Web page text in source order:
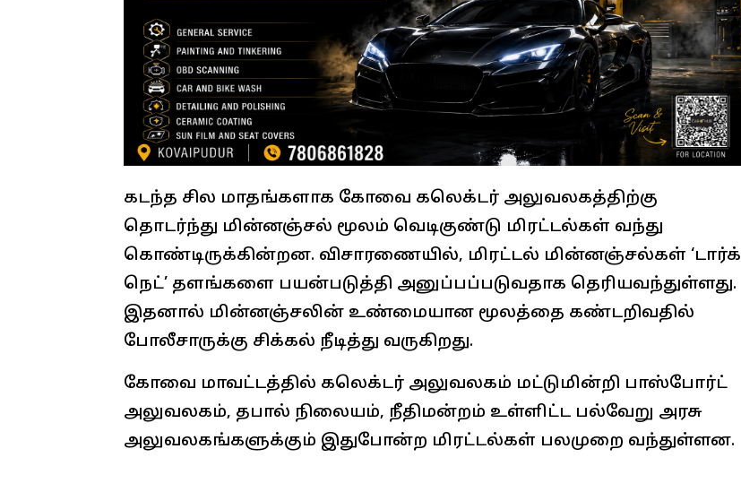
கடந்த சில மாதங்களாக கோவை கலெக்டர் அலுவலகத்திற்கு
தொடர்ந்து மின்னஞ்சல் மூலம் வெடிகுண்டு மிரட்டல்கள் வந்து
கொண்டிருக்கின்றன. விசாரணையில், மிரட்டல் மின்னஞ்சல்கள் ‘டார்க்
நெட்’ தளங்களை பயன்படுத்தி அனுப்பப்படுவதாக தெரியவந்துள்ளது.
இதனால் மின்னஞ்சலின் உண்மையான மூலத்தை கண்டறிவதில்
போலீசாருக்கு சிக்கல் நீடித்து வருகிறது.
கோவை மாவட்டத்தில் கலெக்டர் அலுவலகம் மட்டுமின்றி பாஸ்போர்ட்
அலுவலகம், தபால் நிலையம், நீதிமன்றம் உள்ளிட்ட பல்வேறு அரசு
அலுவலகங்களுக்கும் இதுபோன்ற மிரட்டல்கள் பலமுறை வந்துள்ளன.